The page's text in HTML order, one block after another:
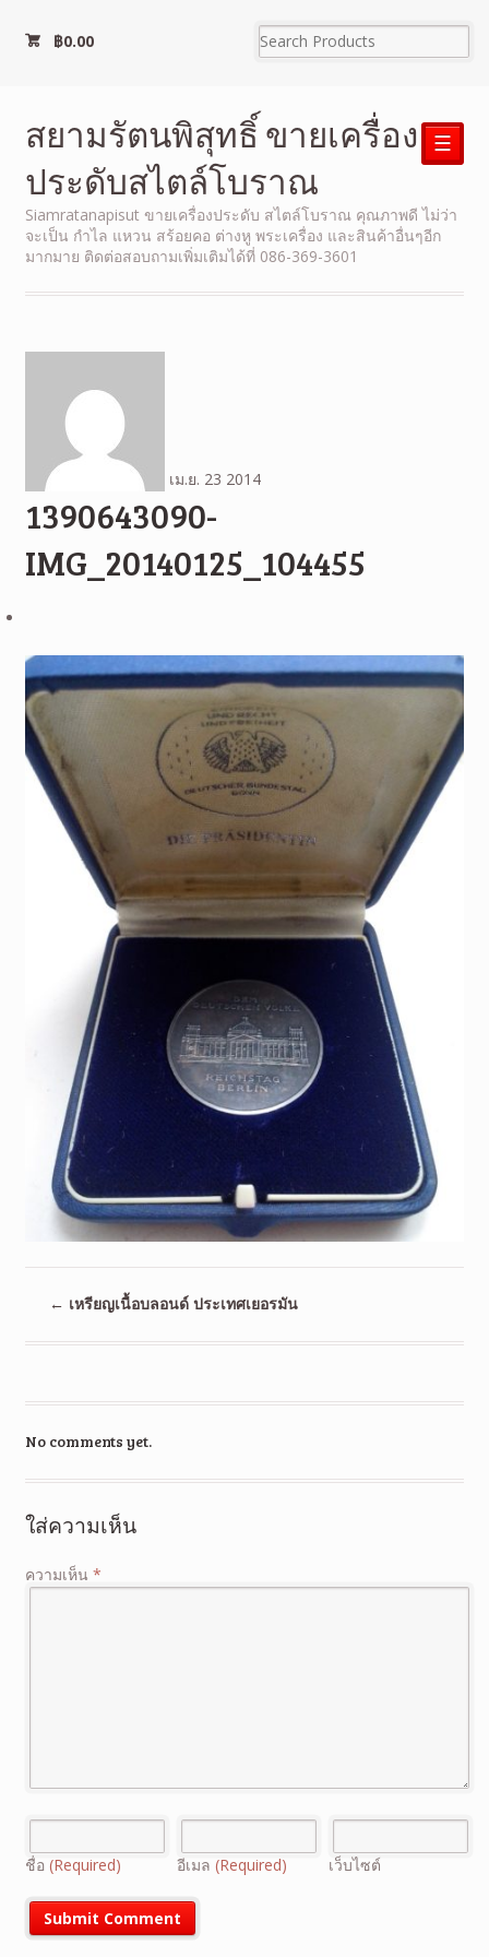
฿0.00
สยามรัตนพิสุทธิ์ ขายเครื่อง
ประดับสไตล์โบราณ
Siamratanapisut ขายเครื่องประดับ สไตล์โบราณ คุณภาพดี ไม่ว่า
จะเป็น กำไล แหวน สร้อยคอ ต่างหู พระเครื่อง และสินค้าอื่นๆอีก
มากมาย ติดต่อสอบถามเพิ่มเติมได้ที่ 086-369-3601
☰
เม.ย. 23 2014
1390643090-
IMG_20140125_104455
← เหรียญเนื้อบลอนด์ ประเทศเยอรมัน
No comments yet.
ใส่ความเห็น
ความเห็น *
ชื่อ (Required) อีเมล (Required) เว็บไซต์